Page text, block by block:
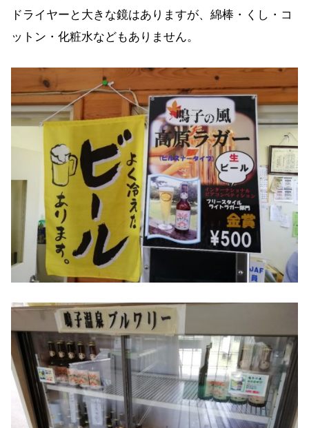
ドライヤーと大きな鏡はありますが、綿棒・くし・コ
ットン・化粧水などもありません。